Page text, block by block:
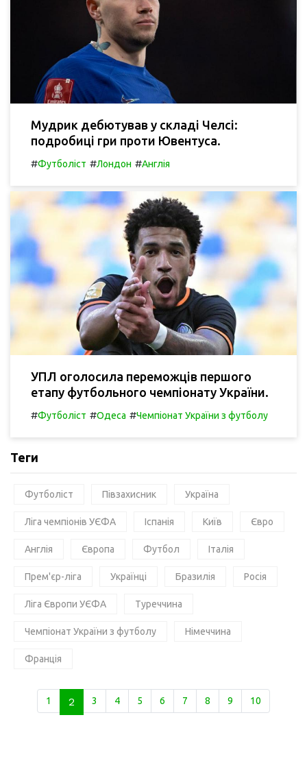
Мудрик дебютував у складі Челсі:
подробиці гри проти Ювентуса.
#Футболіст #Лондон #Англія
УПЛ оголосила переможців першого
етапу футбольного чемпіонату України.
#Футболіст #Одеса #Чемпіонат України з футболу
Теги
Футболіст Півзахисник Україна
Ліга чемпіонів УЄФА Іспанія Київ Євро
Англія Європа Футбол Італія
Прем'єр-ліга Українці Бразилія Росія
Ліга Європи УЄФА Туреччина
Чемпіонат України з футболу Німеччина
Франція
1 2 3 4 5 6 7 8 9 10